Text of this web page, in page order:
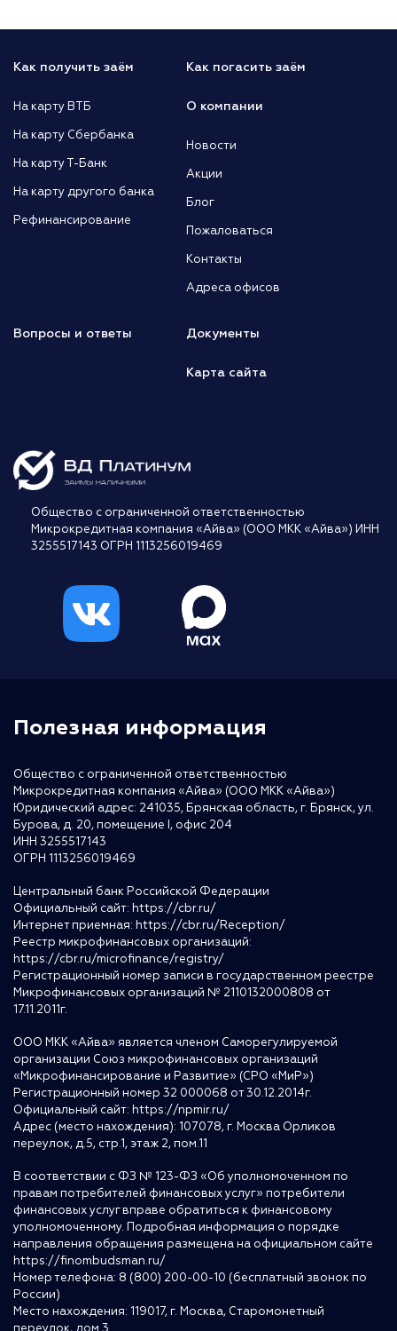
Как получить заём
На карту ВТБ
На карту Сбербанка
На карту Т-Банк
На карту другого банка
Рефинансирование
Как погасить заём
О компании
Новости
Акции
Блог
Пожаловаться
Контакты
Адреса офисов
Вопросы и ответы Документы
Карта сайта
Общество с ограниченной ответственностью
Микрокредитная компания «Айва» (ООО МКК «Айва») ИНН
3255517143 ОГРН 1113256019469
Полезная информация
Общество с ограниченной ответственностью
Микрокредитная компания «Айва» (ООО МКК «Айва»)
Юридический адрес: 241035, Брянская область, г. Брянск, ул.
Бурова, д. 20, помещение I, офис 204
ИНН 3255517143
ОГРН 1113256019469
Центральный банк Российской Федерации
Официальный сайт: https://cbr.ru/
Интернет приемная: https://cbr.ru/Reception/
Реестр микрофинансовых организаций:
https://cbr.ru/microfinance/registry/
Регистрационный номер записи в государственном реестре
Микрофинансовых организаций № 2110132000808 от
17.11.2011г.
ООО МКК «Айва» является членом Саморегулируемой
организации Союз микрофинансовых организаций
«Микрофинансирование и Развитие» (СРО «МиР»)
Регистрационный номер 32 000068 от 30.12.2014г.
Официальный сайт: https://npmir.ru/
Адрес (место нахождения): 107078, г. Москва Орликов
переулок, д.5, стр.1, этаж 2, пом.11
В соответствии с ФЗ № 123-ФЗ «Об уполномоченном по
правам потребителей финансовых услуг» потребители
финансовых услуг вправе обратиться к финансовому
уполномоченному. Подробная информация о порядке
направления обращения размещена на официальном сайте
https://finombudsman.ru/
Номер телефона: 8 (800) 200-00-10 (бесплатный звонок по
России)
Место нахождения: 119017, г. Москва, Старомонетный